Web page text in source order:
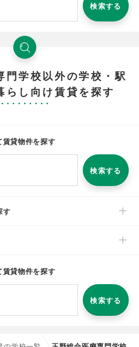
検索する
門学校以外の学校・駅
らし向け賃貸を探す
貸物件を探す
検索する
す
貸物件を探す
検索する